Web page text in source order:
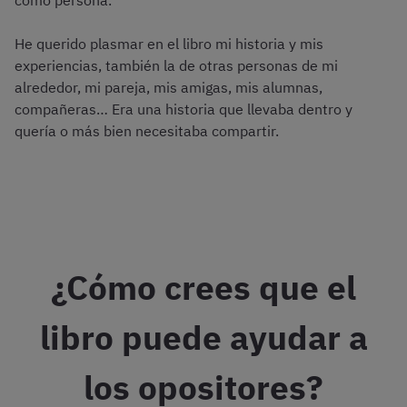
He querido plasmar en el libro mi historia y mis
experiencias, también la de otras personas de mi
alrededor, mi pareja, mis amigas, mis alumnas,
compañeras… Era una historia que llevaba dentro y
quería o más bien necesitaba compartir.
¿Cómo crees que el
libro puede ayudar a
los opositores?